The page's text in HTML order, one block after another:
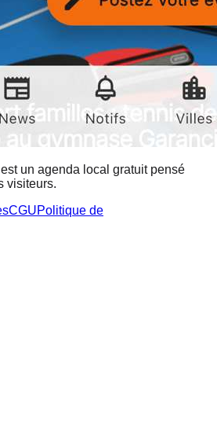
un agenda local gratuit pensé
visiteurs.
CGUPolitique de